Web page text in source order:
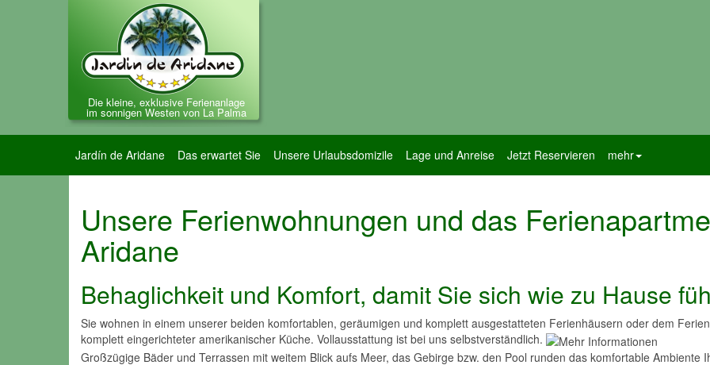
Die kleine, exklusive Ferienanlage
im sonnigen Westen von La Palma
Jardín de Aridane Das erwartet Sie Unsere Urlaubsdomizile Lage und Anreise Jetzt Reservieren mehr
Unsere Ferienwohnungen und das
Aridane
Behaglichkeit und Komfort, damit Sie sich wie zu Hause
Sie wohnen in einem unserer beiden komfortablen, geräumigen und komplett ausgestatteten Ferienhäusern oder dem
komplett eingerichteter amerikanischer Küche. Vollausstattung ist bei uns selbstverständlich.
Großzügige Bäder und Terrassen mit weitem Blick aufs Meer, das Gebirge bzw. den Pool runden das komfortable Ambiente